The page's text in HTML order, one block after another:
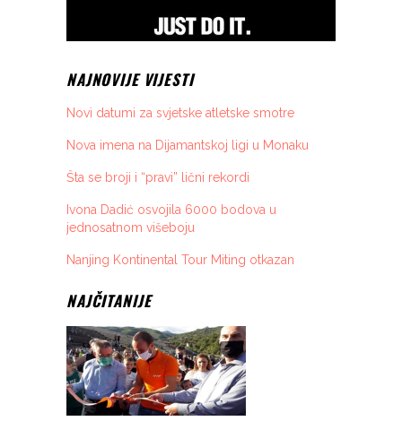
NAJNOVIJE VIJESTI
Novi datumi za svjetske atletske smotre
Nova imena na Dijamantskoj ligi u Monaku
Šta se broji i “pravi” lični rekordi
Ivona Dadić osvojila 6000 bodova u
jednosatnom višeboju
Nanjing Kontinental Tour Miting otkazan
NAJČITANIJE